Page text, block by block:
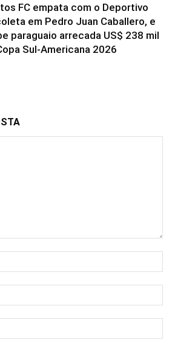
FC empata com o Deportivo
em Pedro Juan Caballero, e
paraguaio arrecada US$ 238 mil
Sul-Americana 2026